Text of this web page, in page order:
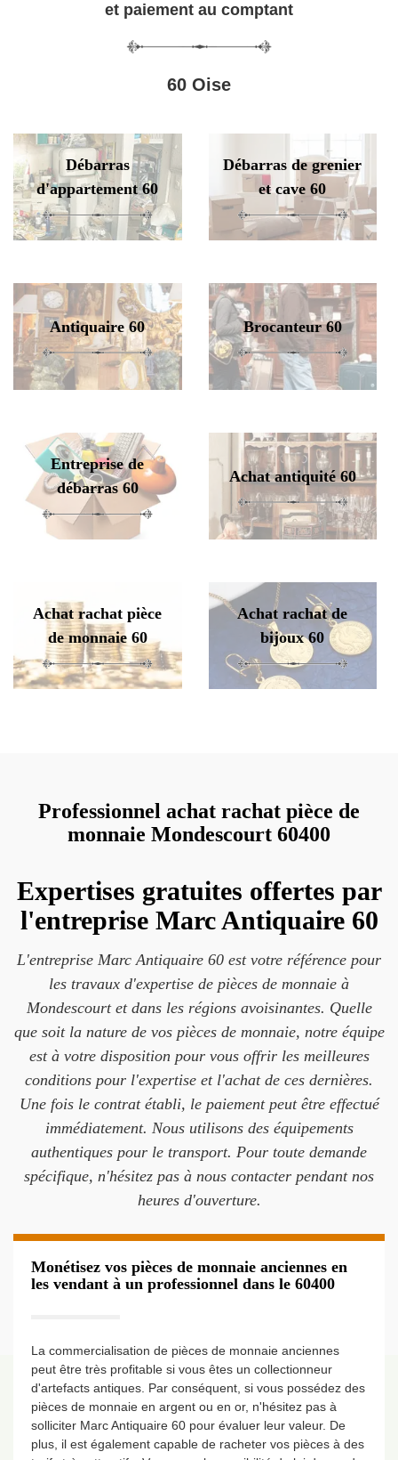
et paiement au comptant
60 Oise
Débarras
d'appartement 60
Débarras de grenier
et cave 60
Antiquaire 60 Brocanteur 60
Entreprise de
débarras 60
Achat antiquité 60
Achat rachat pièce
de monnaie 60
Achat rachat de
bijoux 60
Professionnel achat rachat pièce de
monnaie Mondescourt 60400
Expertises gratuites offertes par
l'entreprise Marc Antiquaire 60
L'entreprise Marc Antiquaire 60 est votre référence pour
les travaux d'expertise de pièces de monnaie à
Mondescourt et dans les régions avoisinantes. Quelle
que soit la nature de vos pièces de monnaie, notre équipe
est à votre disposition pour vous offrir les meilleures
conditions pour l'expertise et l'achat de ces dernières.
Une fois le contrat établi, le paiement peut être effectué
immédiatement. Nous utilisons des équipements
authentiques pour le transport. Pour toute demande
spécifique, n'hésitez pas à nous contacter pendant nos
heures d'ouverture.
Monétisez vos pièces de monnaie anciennes en
les vendant à un professionnel dans le 60400
La commercialisation de pièces de monnaie anciennes
peut être très profitable si vous êtes un collectionneur
d'artefacts antiques. Par conséquent, si vous possédez des
pièces de monnaie en argent ou en or, n'hésitez pas à
solliciter Marc Antiquaire 60 pour évaluer leur valeur. De
plus, il est également capable de racheter vos pièces à des